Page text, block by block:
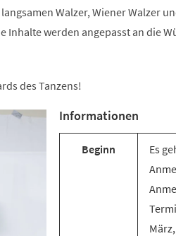
Walzer, Wiener Walzer
Inhalte werden angepasst an die
des Tanzens!
Informationen
Beginn
Es